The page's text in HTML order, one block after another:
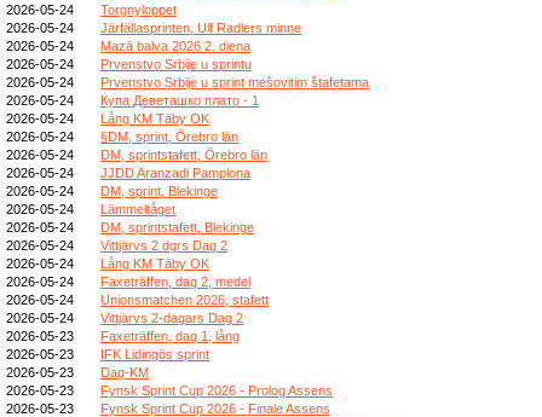
2026-05-24
Torgnyloppet
2026-05-24
Järfällasprinten, Ulf Radlers minne
2026-05-24
Mazā balva 2026 2. diena
2026-05-24
Prvenstvo Srbije u sprintu
2026-05-24
Prvenstvo Srbije u sprint mešovitim štafetama
2026-05-24
Купа Деветашко плато - 1
2026-05-24
Lång KM Täby OK
2026-05-24
§DM, sprint, Örebro län
2026-05-24
DM, sprintstafett, Örebro län
2026-05-24
JJDD Aranzadi Pamplona
2026-05-24
DM, sprint, Blekinge
2026-05-24
Lämmeltåget
2026-05-24
DM, sprintstafett, Blekinge
2026-05-24
Vittjärvs 2 dgrs Dag 2
2026-05-24
Lång KM Täby OK
2026-05-24
Faxeträffen, dag 2, medel
2026-05-24
Unionsmatchen 2026, stafett
2026-05-24
Vittjärvs 2-dagars Dag 2
2026-05-23
Faxeträffen, dag 1, lång
2026-05-23
IFK Lidingös sprint
2026-05-23
Dag-KM
2026-05-23
Fynsk Sprint Cup 2026 - Prolog Assens
2026-05-23
Fynsk Sprint Cup 2026 - Finale Assens